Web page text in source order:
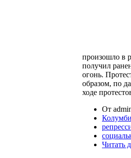
произошло в
получил
огонь.
образом, по
ходе
От
Читать